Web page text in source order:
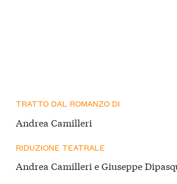
TRATTO DAL ROMANZO DI
Andrea Camilleri
RIDUZIONE TEATRALE
Andrea Camilleri e Giuseppe